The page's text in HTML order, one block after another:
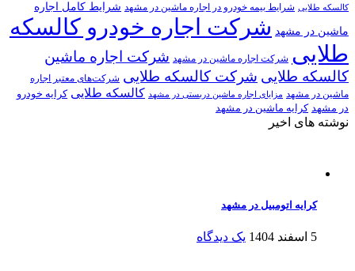
کالسکه طلایی شرایط بیمه خودرو در اجاره ماشین در مشهد شرایط کامل اجاره
ماشین در مشهد شرکت اجاره خودرو کالسکه
طلایی شرکت اجاره ماشین در مشهد شرکت اجاره ماشین
کالسکه طلایی شرکت کالسکه طلایی شرکت‌های معتبر اجاره
ماشین در مشهد مزایای اجاره ماشین دربستی در مشهد کالسکه طلایی کرایه خودرو
در مشهد کرایه ماشین در مشهد
نوشته های اخیر
کرایه اتومبیل در مشهد
5 اسفند 1404 یک دیدگاه